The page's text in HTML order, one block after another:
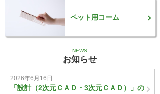
ペット用コーム
NEWS
お知らせ
2026年6月16日
「設計（2次元ＣＡＤ・3次元ＣＡＤ）」の